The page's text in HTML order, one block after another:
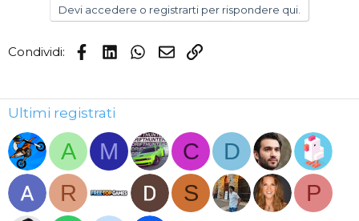
o
Devi accedere o registrarti per rispondere qui.
Condividi: Facebook
LinkedInWhatsApp
EmailLink
Ultimi registrati
A M C
D
R
S
P